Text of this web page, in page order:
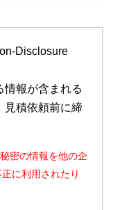
Disclosure
情報が含まれる
見積依頼前に締
密の情報を他の企
に利用されたり